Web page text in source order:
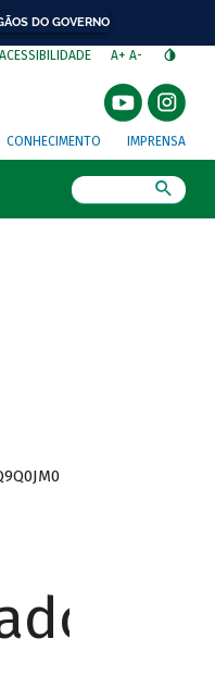
DO GOVERNO
ACESSIBILIDADE A+ A-
CONHECIMENTO IMPRENSA